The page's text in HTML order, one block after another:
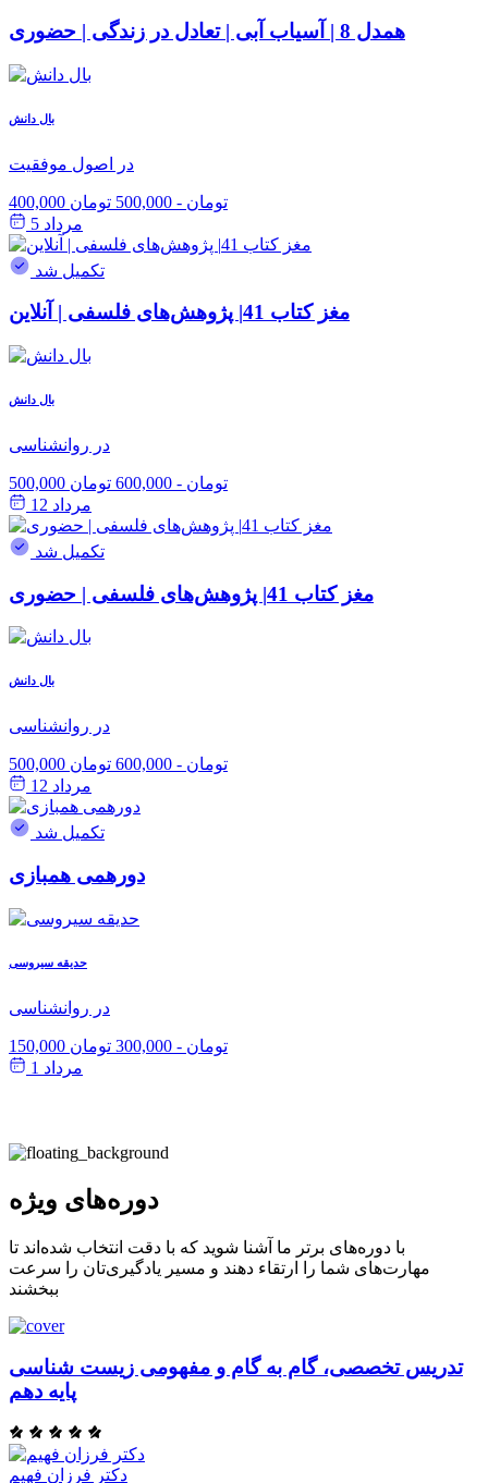
همدل 8 | آسیاب آبی | تعادل در زندگی | حضوری
بال دانش
در اصول موفقیت
400,000 تومان - 500,000 تومان
مرداد 5
تکمیل شد
مغز کتاب 41| پژوهش‌های فلسفی | آنلاین
بال دانش
در روانشناسی
500,000 تومان - 600,000 تومان
مرداد 12
تکمیل شد
مغز کتاب 41| پژوهش‌های فلسفی | حضوری
بال دانش
در روانشناسی
500,000 تومان - 600,000 تومان
مرداد 12
تکمیل شد
دورهمی همبازی
حدیقه سیروسی
در روانشناسی
150,000 تومان - 300,000 تومان
مرداد 1
دوره‌های ویژه
با دوره‌های برتر ما آشنا شوید که با دقت انتخاب شده‌اند تا
مهارت‌های شما را ارتقاء دهند و مسیر یادگیری‌تان را سرعت
ببخشند
تدریس تخصصی، گام به گام و مفهومی زیست شناسی
پایه دهم
دکتر فرزان فهیم